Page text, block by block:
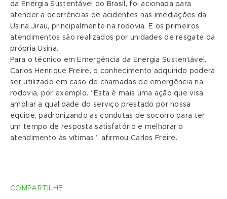
da Energia Sustentável do Brasil, foi acionada para
atender a ocorrências de acidentes nas imediações da
Usina Jirau, principalmente na rodovia. E os primeiros
atendimentos são realizados por unidades de resgate da
própria Usina.
Para o técnico em Emergência da Energia Sustentável,
Carlos Henrique Freire, o conhecimento adquirido poderá
ser utilizado em caso de chamadas de emergência na
rodovia, por exemplo. “Esta é mais uma ação que visa
ampliar a qualidade do serviço prestado por nossa
equipe, padronizando as condutas de socorro para ter
um tempo de resposta satisfatório e melhorar o
atendimento às vítimas”, afirmou Carlos Freire.
COMPARTILHE